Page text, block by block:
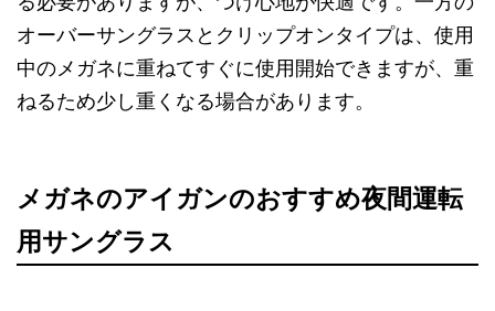
オーバーサングラスとクリップオンタイプは、使用
中のメガネに重ねてすぐに使用開始できますが、重
ねるため少し重くなる場合があります。
メガネのアイガンのおすすめ夜間運転
用サングラス